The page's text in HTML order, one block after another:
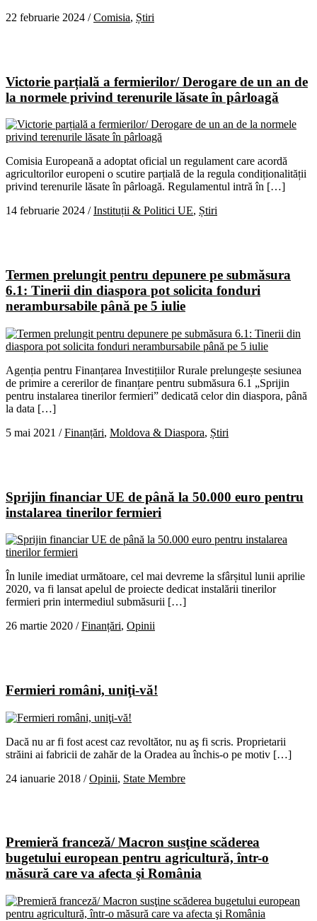
22 februarie 2024 /Comisia, Știri
Victorie parțială a fermierilor/ Derogare de un an de
la normele privind terenurile lăsate în pârloagă
Comisia Europeană a adoptat oficial un regulament care acordă
agricultorilor europeni o scutire parțială de la regula condiționalității
privind terenurile lăsate în pârloagă. Regulamentul intră în […]
14 februarie 2024 /Instituții & Politici UE, Știri
Termen prelungit pentru depunere pe submăsura
6.1: Tinerii din diaspora pot solicita fonduri
nerambursabile până pe 5 iulie
Agenția pentru Finanțarea Investițiilor Rurale prelungește sesiunea
de primire a cererilor de finanțare pentru submăsura 6.1 „Sprijin
pentru instalarea tinerilor fermieri” dedicată celor din diaspora, până
la data […]
5 mai 2021 /Finanțări, Moldova & Diaspora, Știri
Sprijin financiar UE de până la 50.000 euro pentru
instalarea tinerilor fermieri
În lunile imediat următoare, cel mai devreme la sfârșitul lunii aprilie
2020, va fi lansat apelul de proiecte dedicat instalării tinerilor
fermieri prin intermediul submăsurii […]
26 martie 2020 /Finanțări, Opinii
Fermieri români, uniţi-vă!
Dacă nu ar fi fost acest caz revoltător, nu aş fi scris. Proprietarii
străini ai fabricii de zahăr de la Oradea au închis-o pe motiv […]
24 ianuarie 2018 /Opinii, State Membre
Premieră franceză/ Macron susţine scăderea
bugetului european pentru agricultură, într-o
măsură care va afecta şi România